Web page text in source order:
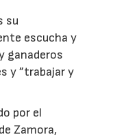
su
escucha y
ganaderos
y ”trabajar y
por el
Zamora,